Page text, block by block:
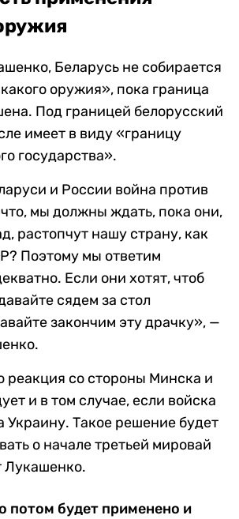
Беларусь не собирается
оружия», пока граница
Под границей белорусский
имеет в виду «границу
государства».
и России война против
мы должны ждать, пока они,
растопчут нашу страну, как
Поэтому мы ответим
Если они хотят, чтоб
сядем за стол
закончим эту драчку», —
реакция со стороны Минска и
и в том случае, если войска
Украину. Такое решение будет
о начале третьей мировай
Лукашенко.
потом будет применено и